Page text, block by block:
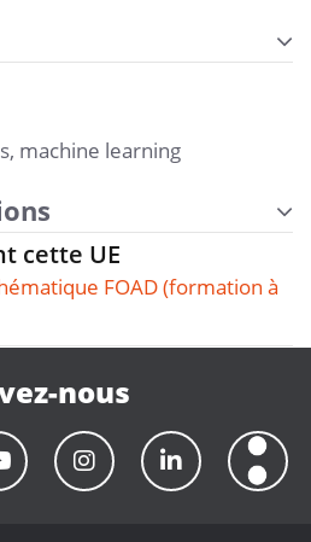
machine learning
cette UE
FOAD (formation à
nous